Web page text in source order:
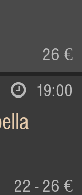
26 €
19:00
22 - 26 €